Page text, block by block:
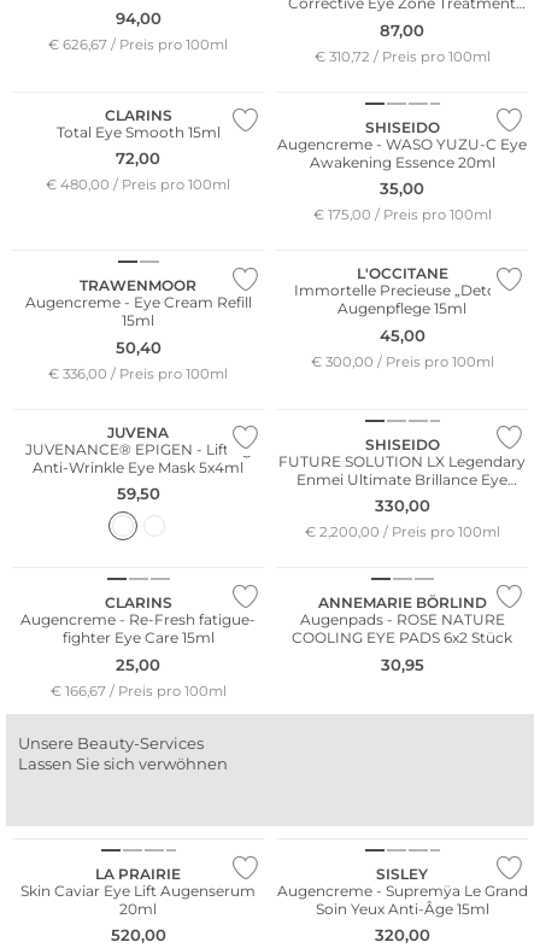
15ml
94,00
€ 626,67 / Preis pro 100ml
28ml
87,00
€ 310,72 / Preis pro 100ml
CLARINS
Total Eye Smooth 15ml
72,00
€ 480,00 / Preis pro 100ml
SHISEIDO
Augencreme - WASO YUZU-C Eye
Awakening Essence 20ml
35,00
€ 175,00 / Preis pro 100ml
TRAWENMOOR
Augencreme - Eye Cream Refill
15ml
50,40
€ 336,00 / Preis pro 100ml
L'OCCITANE
Immortelle Precieuse „Detox“
Augenpflege 15ml
45,00
€ 300,00 / Preis pro 100ml
JUVENA
JUVENANCE® EPIGEN - Lifting
Anti-Wrinkle Eye Mask 5x4ml
59,50
SHISEIDO
FUTURE SOLUTION LX Legendary
Enmei Ultimate Brillance Eye
Cream
330,00
€ 2,200,00 / Preis pro 100ml
CLARINS
Augencreme - Re-Fresh fatigue-
fighter Eye Care 15ml
25,00
€ 166,67 / Preis pro 100ml
ANNEMARIE BÖRLIND
Augenpads - ROSE NATURE
COOLING EYE PADS 6x2 Stück
30,95
Unsere Beauty-Services
Lassen Sie sich verwöhnen
LA PRAIRIE
Skin Caviar Eye Lift Augenserum
20ml
520,00
SISLEY
Augencreme - Supremÿa Le Grand
Soin Yeux Anti-Âge 15ml
320,00